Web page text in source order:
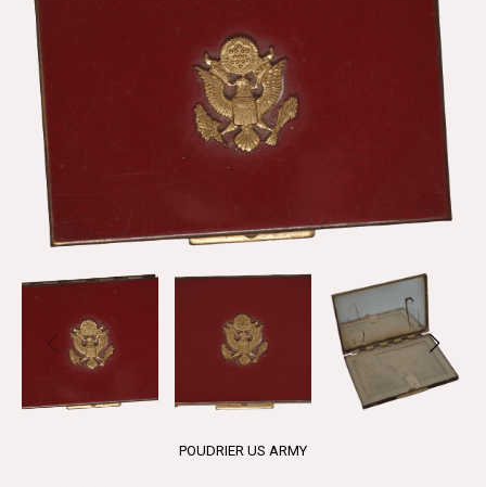
POUDRIER US ARMY